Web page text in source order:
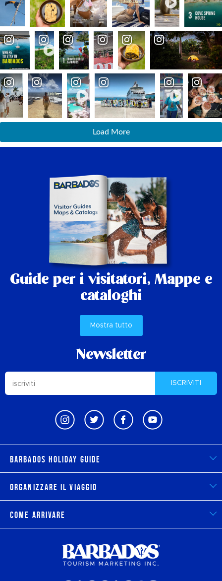
Load More
Guide per i visitatori, Mappe e
cataloghi
Mostra tutto
Newsletter
ISCRIVITI
Barbados Holiday Guide
Organizzare il viaggio
Come arrivare